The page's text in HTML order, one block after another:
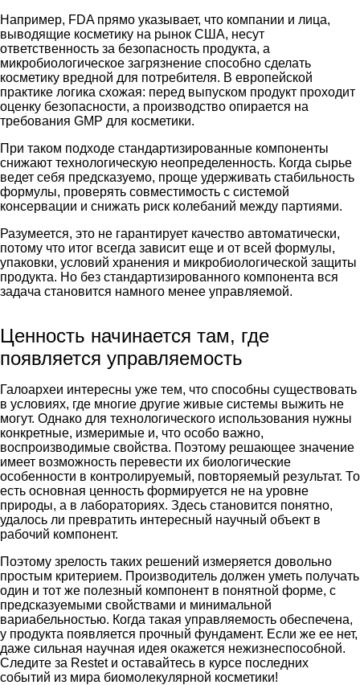
Например, FDA прямо указывает, что компании и лица,
выводящие косметику на рынок США, несут
ответственность за безопасность продукта, а
микробиологическое загрязнение способно сделать
косметику вредной для потребителя. В европейской
практике логика схожая: перед выпуском продукт проходит
оценку безопасности, а производство опирается на
требования GMP для косметики.
При таком подходе стандартизированные компоненты
снижают технологическую неопределенность. Когда сырье
ведет себя предсказуемо, проще удерживать стабильность
формулы, проверять совместимость с системой
консервации и снижать риск колебаний между партиями.
Разумеется, это не гарантирует качество автоматически,
потому что итог всегда зависит еще и от всей формулы,
упаковки, условий хранения и микробиологической защиты
продукта. Но без стандартизированного компонента вся
задача становится намного менее управляемой.
Ценность начинается там, где
появляется управляемость
Галоархеи интересны уже тем, что способны существовать
в условиях, где многие другие живые системы выжить не
могут. Однако для технологического использования нужны
конкретные, измеримые и, что особо важно,
воспроизводимые свойства. Поэтому решающее значение
имеет возможность перевести их биологические
особенности в контролируемый, повторяемый результат. То
есть основная ценность формируется не на уровне
природы, а в лабораториях. Здесь становится понятно,
удалось ли превратить интересный научный объект в
рабочий компонент.
Поэтому зрелость таких решений измеряется довольно
простым критерием. Производитель должен уметь получать
один и тот же полезный компонент в понятной форме, с
предсказуемыми свойствами и минимальной
вариабельностью. Когда такая управляемость обеспечена,
у продукта появляется прочный фундамент. Если же ее нет,
даже сильная научная идея окажется нежизнеспособной.
Следите за Restetи оставайтесь в курсе последних
событий из мира биомолекулярной косметики!